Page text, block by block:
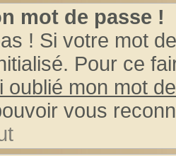
mot de passe !
! Si votre mot
Pour ce
oublié mon mot
vous